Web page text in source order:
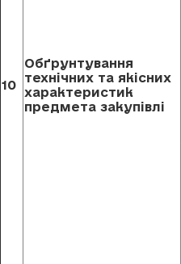
10
Обґрунтування
технічних та якісних
характеристик
предмета закупівлі